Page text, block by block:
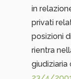
in
privati
posizioni
rientra
giudiziaria